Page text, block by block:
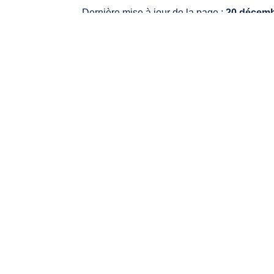
Dernière mise à jour de la page :20